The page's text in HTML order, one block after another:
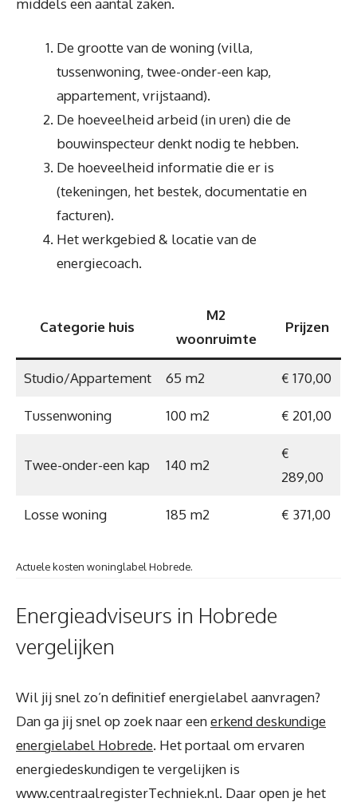
De grootte van de woning (villa,
tussenwoning, twee-onder-een kap,
appartement, vrijstaand).
De hoeveelheid arbeid (in uren) die de
bouwinspecteur denkt nodig te hebben.
De hoeveelheid informatie die er is
(tekeningen, het bestek, documentatie en
facturen).
Het werkgebied & locatie van de
energiecoach.
Categorie huis
M2
woonruimte
Prijzen
Studio/Appartement 65 m2 € 170,00
Tussenwoning 100 m2 € 201,00
Twee-onder-een kap 140 m2
€
289,00
Losse woning 185 m2 € 371,00
Actuele kosten woninglabel Hobrede.
Energieadviseurs in Hobrede
vergelijken
Wil jij snel zo’n definitief energielabel aanvragen?
Dan ga jij snel op zoek naar eenerkend deskundige
energielabel Hobrede. Het portaal om ervaren
energiedeskundigen te vergelijken is
www.centraalregisterTechniek.nl. Daar open je het